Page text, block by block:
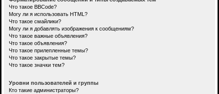
Что такое BBCode?
Могу ли я использовать HTML?
Что такое смайлики?
Могу ли я добавлять изображения к сообщениям?
Что такое важные объявления?
Что такое объявления?
Что такое прилепленные темы?
Что такое закрытые темы?
Что такое значки тем?
Уровни пользователей и группы
Кто такие администраторы?